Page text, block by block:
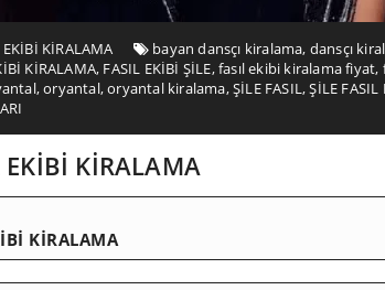
EKİBİ KİRALAMA bayan dansçı kiralama, dansçı
KİRALAMA, FASIL EKİBİ ŞİLE,fasıl ekibi kiralama fiyat,
,oryantal,oryantal kiralama,ŞİLE FASIL,ŞİLE
EKİBİ KİRALAMA
KİRALAMA